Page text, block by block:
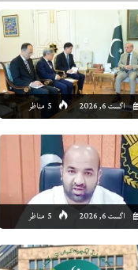
اگست 6, 2026 5 مناظر
اگست 6, 2026 5 مناظر
22:00
27°C
23:00
26°C
00:00
26°C